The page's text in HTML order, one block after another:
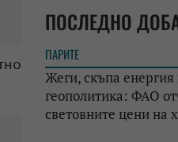
ПОСЛЕДНО
ПАРИТЕ
Жеги, скъпа
геополитика: ФАО
световните цени на